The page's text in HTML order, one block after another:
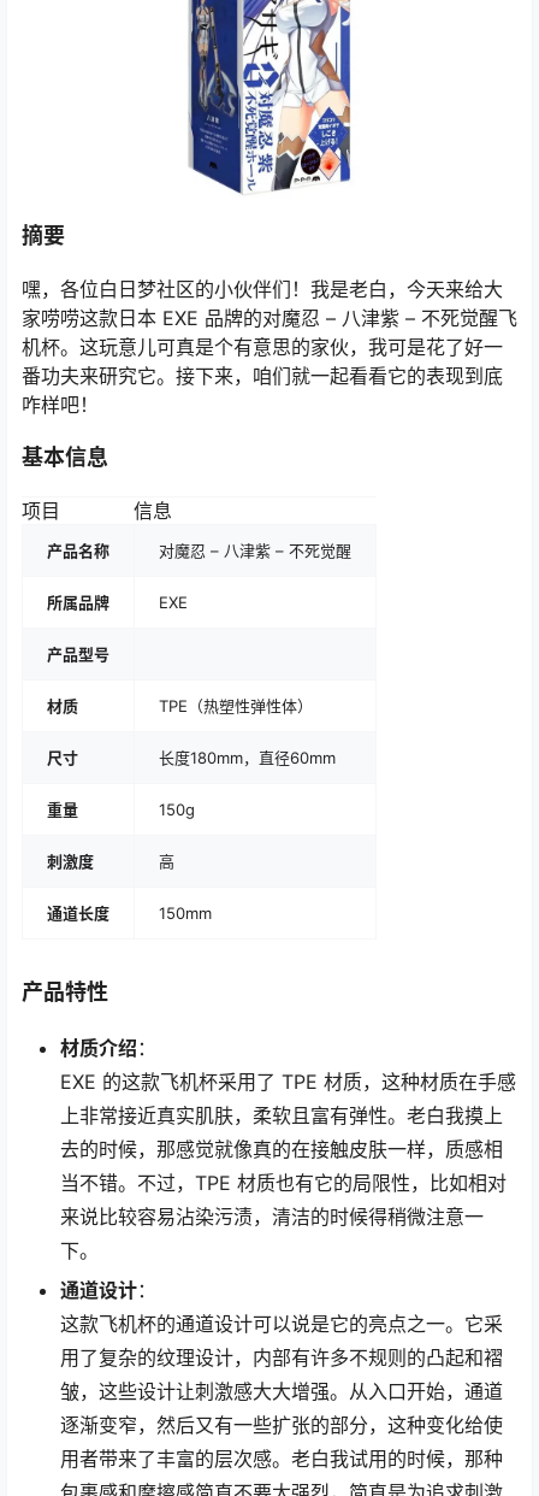
摘要
嘿，各位白日梦社区的小伙伴们！我是老白，今天来给大
家唠唠这款日本 EXE 品牌的对魔忍 – 八津紫 – 不死觉醒飞
机杯。这玩意儿可真是个有意思的家伙，我可是花了好一
番功夫来研究它。接下来，咱们就一起看看它的表现到底
咋样吧！
基本信息
项目 信息
产品名称 对魔忍 – 八津紫 – 不死觉醒
所属品牌 EXE
产品型号
材质 TPE（热塑性弹性体）
尺寸 长度180mm，直径60mm
重量 150g
刺激度 高
通道长度 150mm
产品特性
材质介绍 ：
EXE 的这款飞机杯采用了 TPE 材质，这种材质在手感
上非常接近真实肌肤，柔软且富有弹性。老白我摸上
去的时候，那感觉就像真的在接触皮肤一样，质感相
当不错。不过，TPE 材质也有它的局限性，比如相对
来说比较容易沾染污渍，清洁的时候得稍微注意一
下。
通道设计：
这款飞机杯的通道设计可以说是它的亮点之一。它采
用了复杂的纹理设计，内部有许多不规则的凸起和褶
皱，这些设计让刺激感大大增强。从入口开始，通道
逐渐变窄，然后又有一些扩张的部分，这种变化给使
用者带来了丰富的层次感。老白我试用的时候，那种